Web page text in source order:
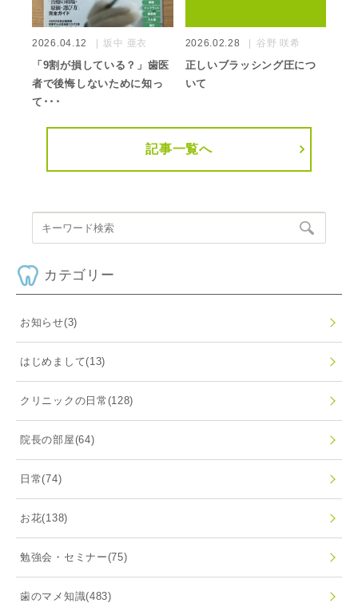
2026.04.12 坂中 亜衣
「9割が損している？」歯医
者で後悔しないために知っ
て･･･
2026.02.28 谷野 咲希
正しいブラッシング圧につ
いて
記事一覧へ
カテゴリー
お知らせ(3)
はじめまして(13)
クリニックの日常(128)
院長の部屋(64)
日常(74)
お花(138)
勉強会・セミナー(75)
歯のマメ知識(483)